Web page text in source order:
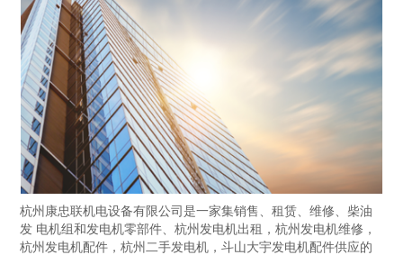
杭州康忠联机电设备有限公司是一家集销售、租赁、维修、柴油
发 电机组和发电机零部件、杭州发电机出租，杭州发电机维修，
杭州发电机配件，杭州二手发电机，斗山大宇发电机配件供应的